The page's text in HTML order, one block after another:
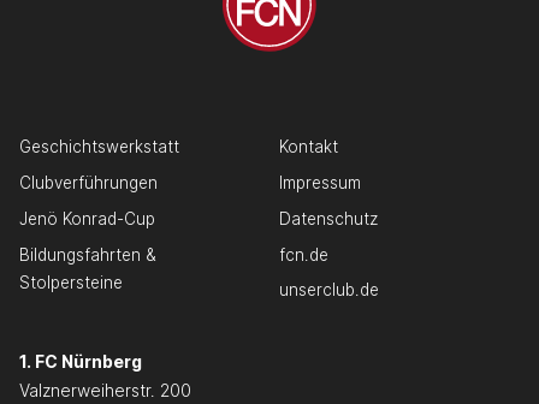
Geschichtswerkstatt
Clubverführungen
Jenö Konrad-Cup
Bildungsfahrten &
Stolpersteine
Kontakt
Impressum
Datenschutz
fcn.de
unserclub.de
1. FC Nürnberg
Valznerweiherstr. 200